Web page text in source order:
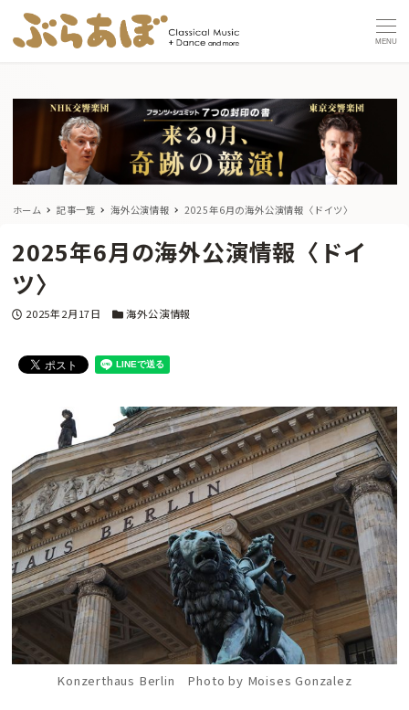
MENU
ホーム 記事一覧 海外公演情報 2025年6月の海外公演情報〈ドイツ〉
2025年6月の海外公演情報〈ドイ
ツ〉
投稿日
2025年2月17日 カテゴリー
海外公演情報
Konzerthaus Berlin Photo by Moises Gonzalez